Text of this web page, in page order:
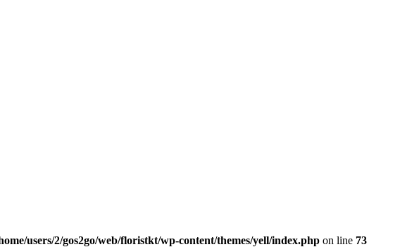
users/2/gos2go/web/floristkt/wp-content/themes/yell/index.php on line 73